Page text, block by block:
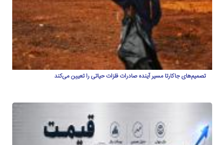
تصمیم‌های جاکارتا مسیر آینده صادرات فلزات حیاتی را تعیین می‌کند